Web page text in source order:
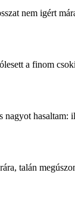
nem igért
a finom
nagyot hasaltam:
talán